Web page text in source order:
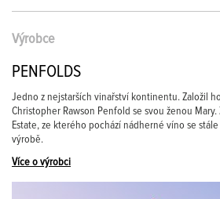
Výrobce
PENFOLDS
Jedno z nejstarších vinařství kontinentu. Založil
Christopher Rawson Penfold se svou ženou Mary.
Estate, ze kterého pochází nádherné víno se
výrobě.
Více o výrobci